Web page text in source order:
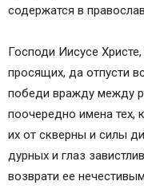
содержатся в
Господи Иисусе
просящих, да отпусти
победи вражду между
поочередно имена тех,
их от скверны и силы
дурных и глаз
возврати ее